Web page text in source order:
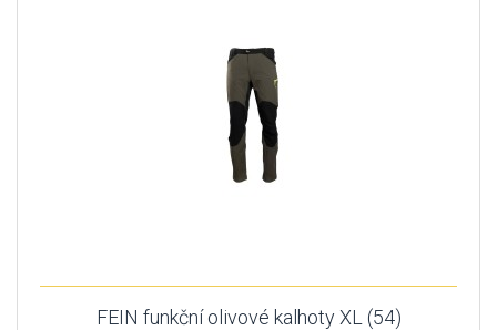
FEIN funkční olivové kalhoty XL (54)